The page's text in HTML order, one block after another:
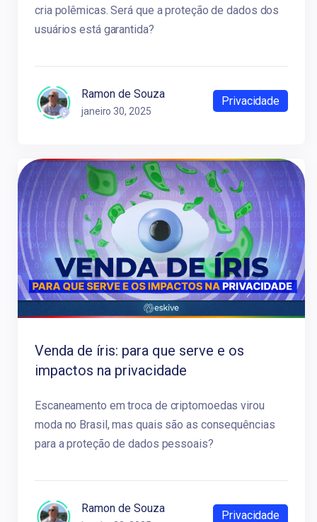
cria polêmicas. Será que a proteção de dados dos
usuários está garantida?
Ramon de Souza
janeiro 30, 2025
Privacidade
Venda de íris: para que serve e os
impactos na privacidade
Escaneamento em troca de criptomoedas virou
moda no Brasil, mas quais são as consequências
para a proteção de dados pessoais?
Ramon de Souza
Privacidade